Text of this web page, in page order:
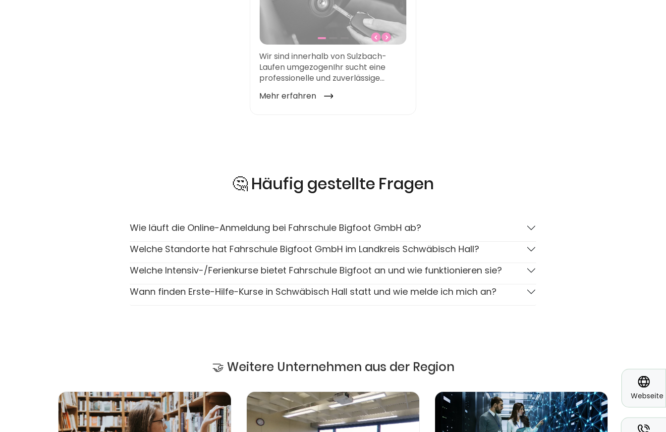
Webseite
🤔 Häufig gestellte Fragen
Wie läuft die Online-Anmeldung bei Fahrschule Bigfoot GmbH ab?
Welche Standorte hat Fahrschule Bigfoot GmbH im Landkreis Schwäbisch Hall?
Welche Intensiv-/Ferienkurse bietet Fahrschule Bigfoot an und wie funktionieren sie?
Wann finden Erste-Hilfe-Kurse in Schwäbisch Hall statt und wie melde ich mich an?
🤝 Weitere Unternehmen aus der Region